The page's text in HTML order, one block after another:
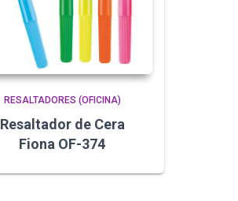
RESALTADORES (OFICINA)
Resaltador de Cera
Fiona OF-374